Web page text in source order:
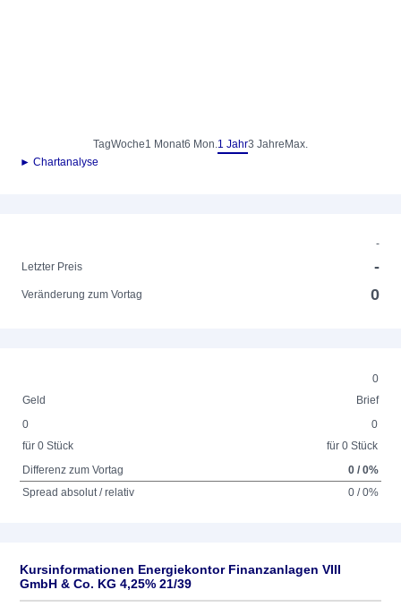
TagWoche1 Monat6 Mon.1 Jahr3 Jahre Max.
► Chartanalyse
-
Letzter Preis
-
Veränderung zum Vortag 0
0
Geld
Brief
0
für 0 Stück
0
für 0 Stück
Differenz zum Vortag
0 / 0%
Spread absolut / relativ
0 / 0%
Kursinformationen Energiekontor Finanzanlagen VIII
GmbH & Co. KG 4,25% 21/39